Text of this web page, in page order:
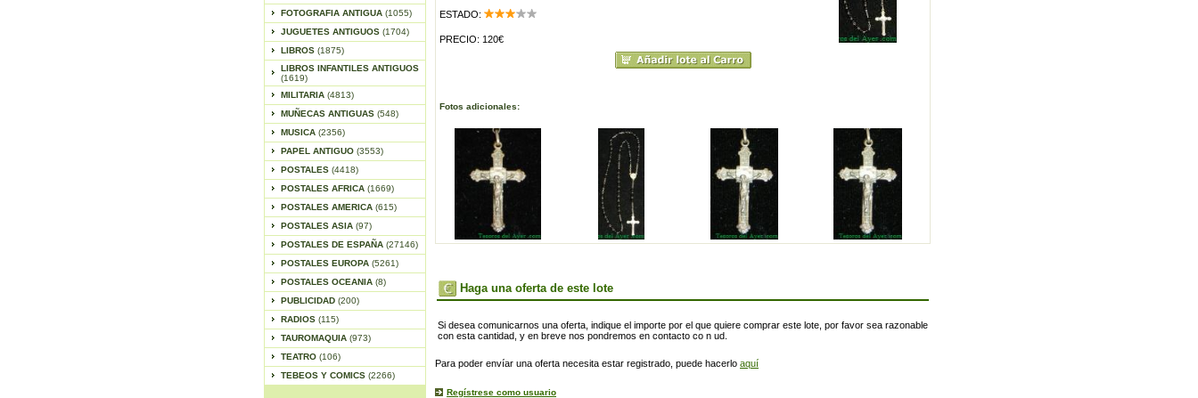
FOTOGRAFIA ANTIGUA (1055)
JUGUETES ANTIGUOS (1704)
LIBROS (1875)
LIBROS INFANTILES ANTIGUOS
(1619)
MILITARIA (4813)
MUÑECAS ANTIGUAS (548)
MUSICA (2356)
PAPEL ANTIGUO (3553)
POSTALES (4418)
POSTALES AFRICA (1669)
POSTALES AMERICA (615)
POSTALES ASIA (97)
POSTALES DE ESPAÑA (27146)
POSTALES EUROPA (5261)
POSTALES OCEANIA (8)
PUBLICIDAD (200)
RADIOS (115)
TAUROMAQUIA (973)
TEATRO (106)
TEBEOS Y COMICS (2266)
ESTADO:
PRECIO: 120€
Fotos adicionales:
Haga una oferta de este lote
Si desea comunicarnos una oferta, indique el importe por el que quiere comprar este lote, por favor sea razonable
con esta cantidad, y en breve nos pondremos en contacto co n ud.
Para poder envíar una oferta necesita estar registrado, puede hacerlo aquí
Regístrese como usuario